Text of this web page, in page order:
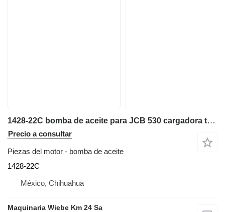
1428-22C bomba de aceite para JCB 530 cargadora telescópica
Precio a consultar
Piezas del motor - bomba de aceite
1428-22C
México, Chihuahua
Maquinaria Wiebe Km 24 Sa